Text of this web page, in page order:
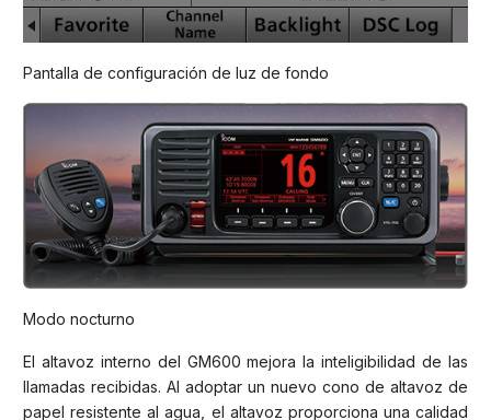
Pantalla de configuración de luz de fondo
Modo nocturno
El altavoz interno del GM600 mejora la inteligibilidad de las
llamadas recibidas. Al adoptar un nuevo cono de altavoz de
papel resistente al agua, el altavoz proporciona una calidad